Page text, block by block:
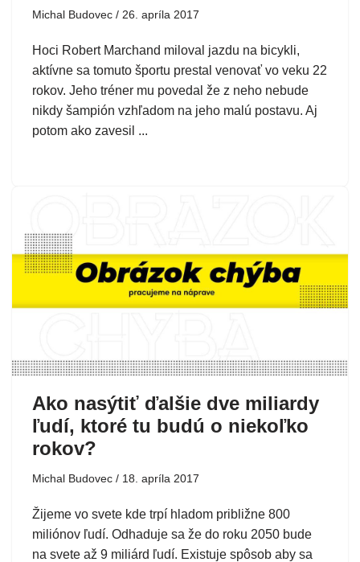
Michal Budovec 26. apríla 2017
Hoci Robert Marchand miloval jazdu na bicykli,
aktívne sa tomuto športu prestal venovať vo veku 22
rokov. Jeho tréner mu povedal že z neho nebude
nikdy šampión vzhľadom na jeho malú postavu. Aj
potom ako zavesil ...
Ako nasýtiť ďalšie dve miliardy
ľudí, ktoré tu budú o niekoľko
rokov?
Michal Budovec 18. apríla 2017
Žijeme vo svete kde trpí hladom približne 800
miliónov ľudí. Odhaduje sa že do roku 2050 bude
na svete až 9 miliárd ľudí. Existuje spôsob aby sa